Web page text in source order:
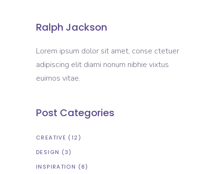
Ralph Jackson
Lorem ipsum dolor sit amet, conse ctetuer
adipiscing elit diami nonum nibhie vixtus
euimos vitae.
Post Categories
CREATIVE (12)
DESIGN (3)
INSPIRATION (8)